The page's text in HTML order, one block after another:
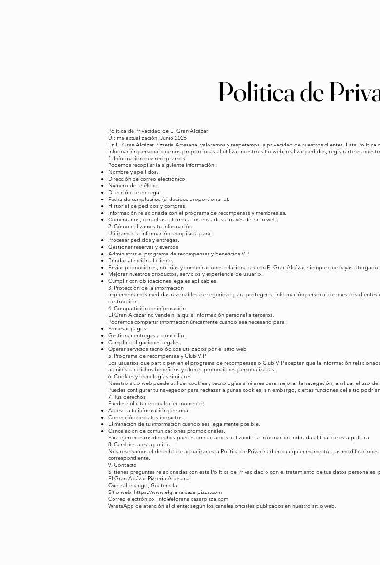
Politica de
Política de Privacidad de El Gran Alcázar
Última actualización: Junio 2026
En El Gran Alcázar Pizzería Artesanal valoramos y respetamos la privacidad de nuestros clientes. Esta
información personal que nos proporcionas al utilizar nuestro sitio web, realizar pedidos, registrarte en
1. Información que recopilamos
Podemos recopilar la siguiente información:
Nombre y apellidos.
Dirección de correo electrónico.
Número de teléfono.
Dirección de entrega.
Fecha de cumpleaños (si decides proporcionarla).
Historial de pedidos y compras.
Información relacionada con el programa de recompensas y membresías.
Comentarios, consultas o formularios enviados a través del sitio web.
2. Cómo utilizamos tu información
Utilizamos la información recopilada para:
Procesar pedidos y entregas.
Gestionar reservas y eventos.
Administrar el programa de recompensas y beneficios VIP.
Brindar atención al cliente.
Enviar promociones, noticias y comunicaciones relacionadas con El Gran Alcázar, siempre que hayas otorgado
Mejorar nuestros productos, servicios y experiencia de usuario.
Cumplir con obligaciones legales aplicables.
3. Protección de la información
Implementamos medidas razonables de seguridad para proteger la información personal de nuestros
destrucción.
4. Compartición de información
El Gran Alcázar no vende ni alquila información personal a terceros.
Podremos compartir información únicamente cuando sea necesario para:
Procesar pagos.
Gestionar entregas a domicilio.
Cumplir obligaciones legales.
Operar servicios tecnológicos utilizados por el sitio web.
5. Programa de recompensas y Club VIP
Los usuarios que participen en el programa de recompensas o Club VIP aceptan que la información
administrar dichos beneficios y ofrecer promociones personalizadas.
6. Cookies y tecnologías similares
Nuestro sitio web puede utilizar cookies y tecnologías similares para mejorar la navegación, analizar el uso
Puedes configurar tu navegador para rechazar algunas cookies; sin embargo, ciertas funciones del sitio podrían
7. Tus derechos
Puedes solicitar en cualquier momento:
Acceso a tu información personal.
Corrección de datos inexactos.
Eliminación de tu información cuando sea legalmente posible.
Cancelación de comunicaciones promocionales.
Para ejercer estos derechos puedes contactarnos utilizando la información indicada al final de esta política.
8. Cambios a esta política
Nos reservamos el derecho de actualizar esta Política de Privacidad en cualquier momento. Las
correspondiente.
9. Contacto
Si tienes preguntas relacionadas con esta Política de Privacidad o con el tratamiento de tus datos personales,
El Gran Alcázar Pizzería Artesanal
Quetzaltenango, Guatemala
Sitio web: https://www.elgranalcazarpizza.com
Correo electrónico: info@elgranalcazarpizza.com
WhatsApp de atención al cliente: según los canales oficiales publicados en nuestro sitio web.